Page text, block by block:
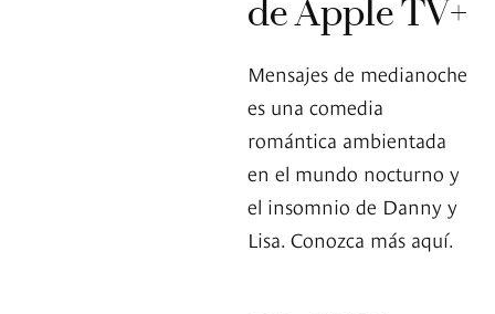
de Apple TV+
Mensajes de medianoche
es una comedia
romántica ambientada
en el mundo nocturno y
el insomnio de Danny y
Lisa. Conozca más aquí.